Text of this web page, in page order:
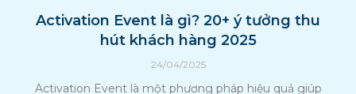
Activation Event là gì? 20+ ý tưởng thu
hút khách hàng 2025
24/04/2025
Activation Event là một phương pháp hiệu quả giúp